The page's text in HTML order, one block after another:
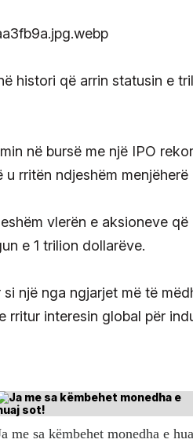
histori që arrin statusin e
në bursë me një IPO
rritën ndjeshëm
vlerën e aksioneve
e 1 trilion dollarëve.
një nga ngjarjet më të
rritur interesin global për
me sa këmbehet monedha e